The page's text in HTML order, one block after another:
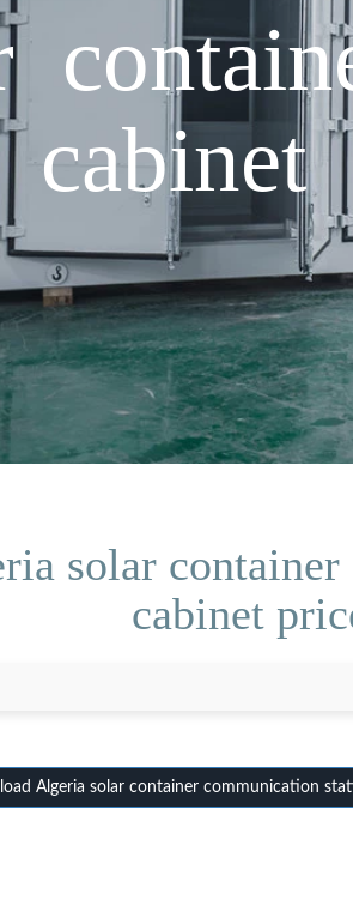
solar
cabinet
Algeria solar container communication